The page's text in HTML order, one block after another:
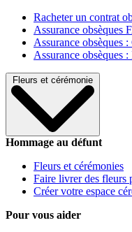
Racheter un contrat
Assurance obsèques
Assurance obsèques
Assurance obsèques
Fleurs et cérémonie
Hommage au défunt
Fleurs et cérémonies
Faire livrer des fleurs
Créer votre espace
Pour vous aider